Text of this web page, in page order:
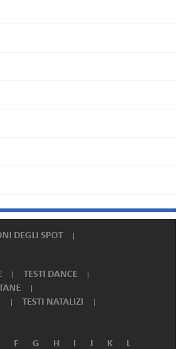
DEGLI SPOT
TESTI DANCE
TESTI NATALIZI
F G H I J K L